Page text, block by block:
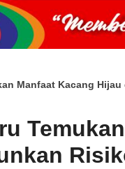
Manfaat Kacang